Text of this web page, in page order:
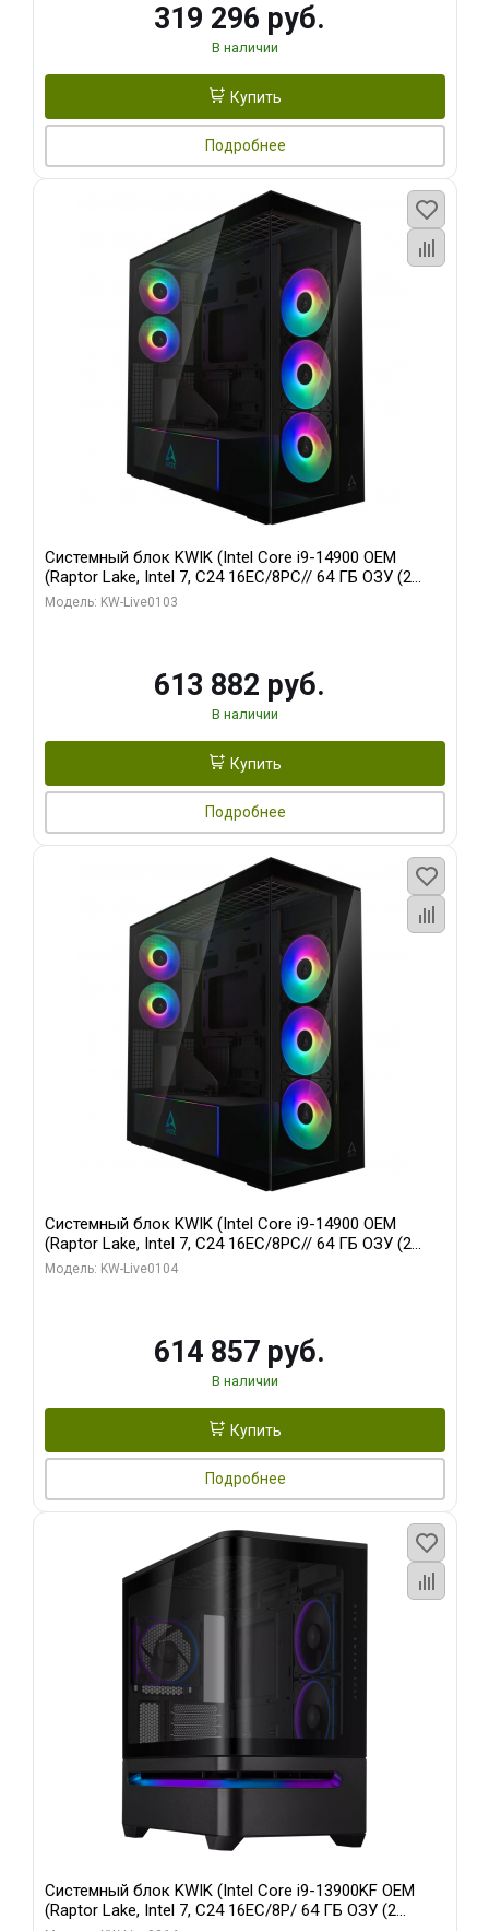
319 296 руб.
В наличии
Купить
Подробнее
Системный блок KWIK (Intel Core i9-14900 OEM
(Raptor Lake, Intel 7, C24 16EC/8PC// 64 ГБ ОЗУ (2
модуля)/ Afox RTX4090 24GB GDDR6X 384-Bit 3xDP
Модель: KW-Live0103
613 882 руб.
В наличии
Купить
Подробнее
Системный блок KWIK (Intel Core i9-14900 OEM
(Raptor Lake, Intel 7, C24 16EC/8PC// 64 ГБ ОЗУ (2
модуля)/ Afox RTX4090 24GB GDDR6X 384-Bit 3xDP
Модель: KW-Live0104
614 857 руб.
В наличии
Купить
Подробнее
Системный блок KWIK (Intel Core i9-13900KF OEM
(Raptor Lake, Intel 7, C24 16EC/8P/ 64 ГБ ОЗУ (2